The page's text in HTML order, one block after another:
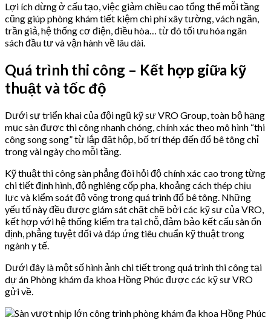
Lợi ích dừng ở cấu tạo, việc giảm chiều cao tổng thể mỗi tầng
cũng giúp phòng khám tiết kiệm chi phí xây tường, vách ngăn,
trần giả, hệ thống cơ điện, điều hòa… từ đó tối ưu hóa ngân
sách đầu tư và vận hành về lâu dài.
Quá trình thi công – Kết hợp giữa kỹ
thuật và tốc độ
Dưới sự triển khai của đội ngũ kỹ sư VRO Group, toàn bộ hạng
mục sàn được thi công nhanh chóng, chính xác theo mô hình “thi
công song song” từ lắp đặt hộp, bố trí thép đến đổ bê tông chỉ
trong vài ngày cho mỗi tầng.
Kỹ thuật thi công sàn phẳng đòi hỏi độ chính xác cao trong từng
chi tiết định hình, độ nghiêng cốp pha, khoảng cách thép chịu
lực và kiểm soát độ võng trong quá trình đổ bê tông. Những
yếu tố này đều được giám sát chặt chẽ bởi các kỹ sư của VRO,
kết hợp với hệ thống kiểm tra tại chỗ, đảm bảo kết cấu sàn ổn
định, phẳng tuyệt đối và đáp ứng tiêu chuẩn kỹ thuật trong
ngành y tế.
Dưới đây là một số hình ảnh chi tiết trong quá trình thi công tại
dự án Phòng khám đa khoa Hồng Phúc được các kỹ sư VRO
gửi về.